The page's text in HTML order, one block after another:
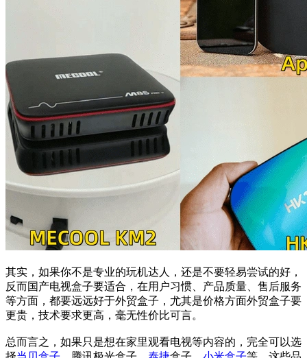
其实，如果你不是专业的玩机达人，还是不要轻易尝试的好，
反而国产电视盒子要适合，在用户习惯、产品质量、售后服务
等方面，都要远远好于外贸盒子，尤其是价格方面外贸盒子要
更贵，技术要求更高，毫无性价比可言。
总而言之，如果只是想在家里观看电视等内容的，完全可以选